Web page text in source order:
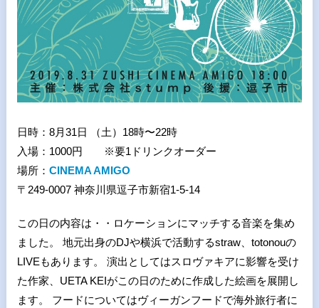
日時：8月31日 （土）18時〜22時
入場：1000円 ※要1ドリンクオーダー
場所： CINEMA AMIGO
〒249-0007 神奈川県逗子市新宿1-5-14
この日の内容は・・ロケーションにマッチする音楽を集め
ました。 地元出身のDJや横浜で活動するstraw、totonouの
LIVEもあります。 演出としてはスロヴァキアに影響を受け
た作家、UETA KEIがこの日のために作成した絵画を展開し
ます。 フードについてはヴィーガンフードで海外旅行者に